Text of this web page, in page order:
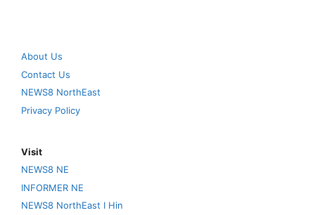
About Us
Contact Us
NEWS8 NorthEast
Privacy Policy
Visit
NEWS8 NE
INFORMER NE
NEWS8 NorthEast I Hin